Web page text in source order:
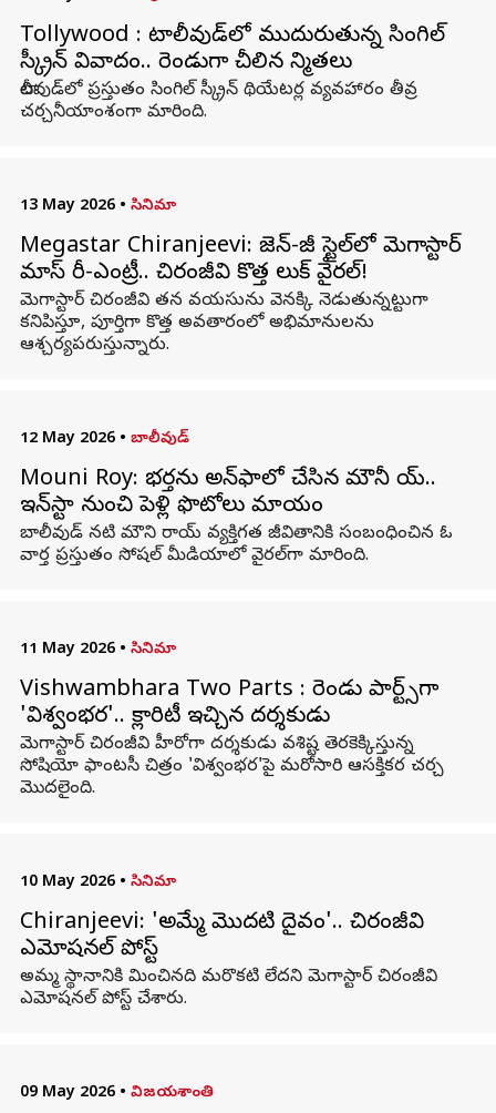
Tollywood : టాలీవుడ్‌లో ముదురుతున్న సింగిల్
స్క్రీన్ వివాదం.. రెండుగా చీలిన నిర్మాతలు
టాలీవుడ్‌లో ప్రస్తుతం సింగిల్ స్క్రీన్ థియేటర్ల వ్యవహారం తీవ్ర
చర్చనీయాంశంగా మారింది.
13 May 2026 • సినిమా
Megastar Chiranjeevi: జెన్-జీ స్టైల్‌లో మెగాస్టార్
మాస్ రీ-ఎంట్రీ.. చిరంజీవి కొత్త లుక్ వైరల్!
మెగాస్టార్ చిరంజీవి తన వయసును వెనక్కి నెడుతున్నట్టుగా
కనిపిస్తూ, పూర్తిగా కొత్త అవతారంలో అభిమానులను
ఆశ్చర్యపరుస్తున్నారు.
12 May 2026 • బాలీవుడ్
Mouni Roy: భర్తను అన్‌ఫాలో చేసిన మౌనీ రాయ్..
ఇన్‌స్టా నుంచి పెళ్లి ఫొటోలు మాయం
బాలీవుడ్ నటి మౌని రాయ్ వ్యక్తిగత జీవితానికి సంబంధించిన ఓ
వార్త ప్రస్తుతం సోషల్ మీడియాలో వైరల్‌గా మారింది.
11 May 2026 • సినిమా
Vishwambhara Two Parts : రెండు పార్ట్స్‌గా
'విశ్వంభర'.. క్లారిటీ ఇచ్చిన దర్శకుడు
మెగాస్టార్ చిరంజీవి హీరోగా దర్శకుడు వశిష్ట తెరకెక్కిస్తున్న
సోషియో ఫాంటసీ చిత్రం 'విశ్వంభర'పై మరోసారి ఆసక్తికర చర్చ
మొదలైంది.
10 May 2026 • సినిమా
Chiranjeevi: 'అమ్మే మొదటి దైవం'.. చిరంజీవి
ఎమోషనల్ పోస్ట్
అమ్మ స్థానానికి మించినది మరొకటి లేదని మెగాస్టార్ చిరంజీవి
ఎమోషనల్ పోస్ట్ చేశారు.
09 May 2026 • విజయశాంతి